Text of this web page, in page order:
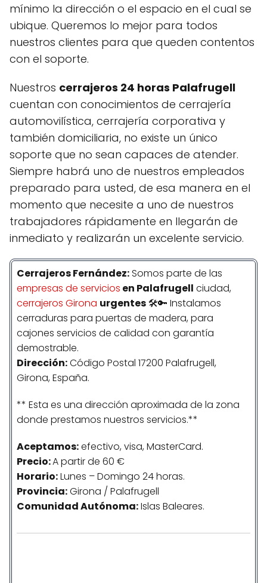
mínimo la dirección o el espacio en el cual se
ubique. Queremos lo mejor para todos
nuestros clientes para que queden contentos
con el soporte.
Nuestros cerrajeros 24 horas Palafrugell
cuentan con conocimientos de cerrajería
automovilística, cerrajería corporativa y
también domiciliaria, no existe un único
soporte que no sean capaces de atender.
Siempre habrá uno de nuestros empleados
preparado para usted, de esa manera en el
momento que necesite a uno de nuestros
trabajadores rápidamente en llegarán de
inmediato y realizarán un excelente servicio.
CerrajerosFernández:Somos parte de las
empresas de servicios en Palafrugell ciudad,
cerrajeros Girona urgentes🛠️🔑 Instalamos
cerraduras para puertas de madera, para
cajones servicios de calidad con garantía
demostrable.
Dirección:Código Postal 17200 Palafrugell,
Girona, España.
** Esta es una dirección aproximada de la zona
donde prestamos nuestros servicios.**
Aceptamos:efectivo, visa, MasterCard.
Precio:A partir de 60 €
Horario:Lunes – Domingo 24 horas.
Provincia:Girona / Palafrugell
ComunidadAutónoma:Islas Baleares.